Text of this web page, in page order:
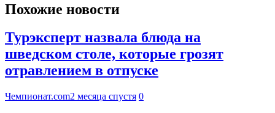
Похожие новости
Турэксперт назвала блюда на
шведском столе, которые грозят
отравлением в отпуске
Чемпионат.com2 месяца спустя 0